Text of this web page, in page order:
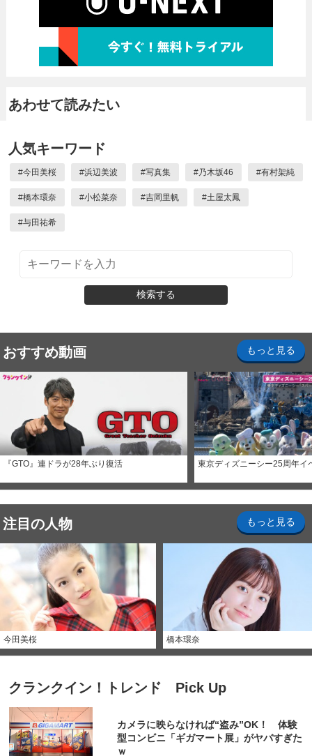
あわせて読みたい
人気キーワード
#今田美桜 #浜辺美波 #写真集 #乃木坂46 #有村架純
#橋本環奈 #小松菜奈 #吉岡里帆 #土屋太鳳
#与田祐希
検索する
おすすめ動画 もっと見る
『GTO』連ドラが28年ぶり復活 東京ディズニーシー25周年イ
注目の人物 もっと見る
今田美桜 橋本環奈
クランクイン！トレンド Pick Up
カメラに映らなければ“盗み”OK！ 体験
型コンビニ「ギガマート展」がヤバすぎた
ｗ